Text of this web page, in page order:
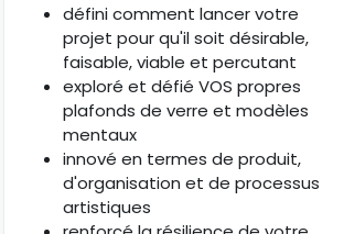
défini comment lancer votre
projet pour qu'il soit désirable,
faisable, viable et percutant
exploré et défié VOS propres
plafonds de verre et modèles
mentaux
innové en termes de produit,
d'organisation et de processus
artistiques